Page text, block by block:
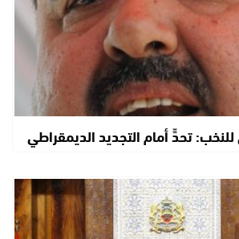
تحدٍّ أمام التجديد الديمقراطي